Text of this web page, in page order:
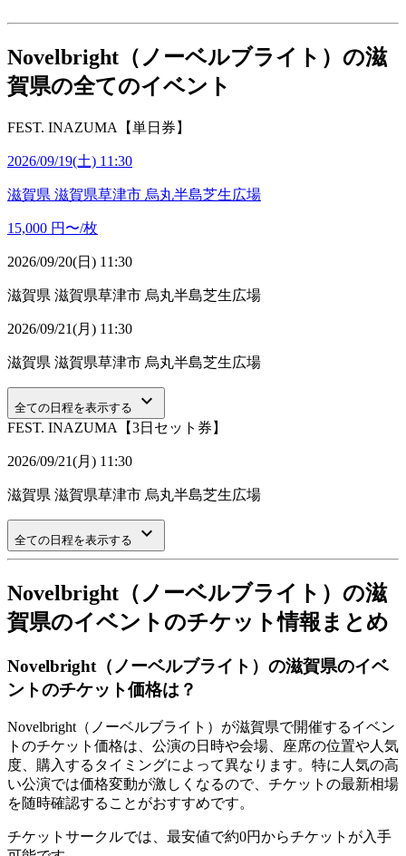
Novelbright（ノーベルブライト）の滋
賀県の全てのイベント
FEST. INAZUMA【単日券】
2026/09/19(土) 11:30
滋賀県 滋賀県草津市 烏丸半島芝生広場
15,000 円〜/枚
2026/09/20(日) 11:30
滋賀県 滋賀県草津市 烏丸半島芝生広場
2026/09/21(月) 11:30
滋賀県 滋賀県草津市 烏丸半島芝生広場
全ての日程を表示する keyboard_arrow_down
FEST. INAZUMA【3日セット券】
2026/09/21(月) 11:30
滋賀県 滋賀県草津市 烏丸半島芝生広場
全ての日程を表示する keyboard_arrow_down
Novelbright（ノーベルブライト）の滋
賀県のイベントのチケット情報まとめ
Novelbright（ノーベルブライト）の滋賀県のイベ
ントのチケット価格は？
Novelbright（ノーベルブライト）が滋賀県で開催するイベン
トのチケット価格は、公演の日時や会場、座席の位置や人気
度、購入するタイミングによって異なります。特に人気の高
い公演では価格変動が激しくなるので、チケットの最新相場
を随時確認することがおすすめです。
チケットサークルでは、最安値で約0円からチケットが入手